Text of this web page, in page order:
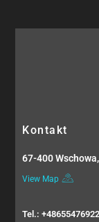
Kontakt
67-400
View Map
Tel.: +48655476922